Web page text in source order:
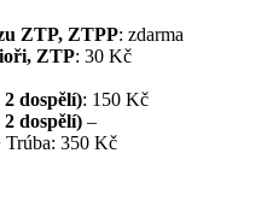
ZTP, ZTPP: zdarma
ZTP: 30 Kč
dospělí): 150 Kč
dospělí) –
Trúba: 350 Kč